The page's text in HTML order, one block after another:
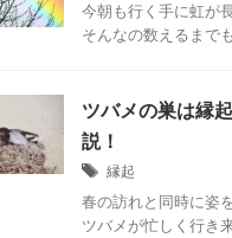
今朝も行く手に虹が
そんなの数えるまで
ツバメの巣は縁
説！
縁起
春の訪れと同時に姿
ツバメが忙しく行き